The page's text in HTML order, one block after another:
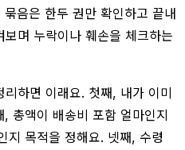
음은 한두 권만 확인하고 끝내
며 누락이나 훼손을 체크하는
하면 이래요. 첫째, 내가 이미
총액이 배송비 포함 얼마인지
지 목적을 정해요. 넷째, 수령